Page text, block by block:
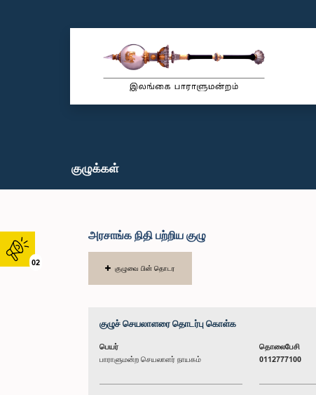
02
குழுக்கள்
அரசாங்க நிதி பற்றிய குழு
குழுவை பின் தொடர
குழுச் செயலாளரை தொடர்பு கொள்க
பெயர்
பாராளுமன்ற செயலாளர் நாயகம்
தொலைபேசி
0112777100